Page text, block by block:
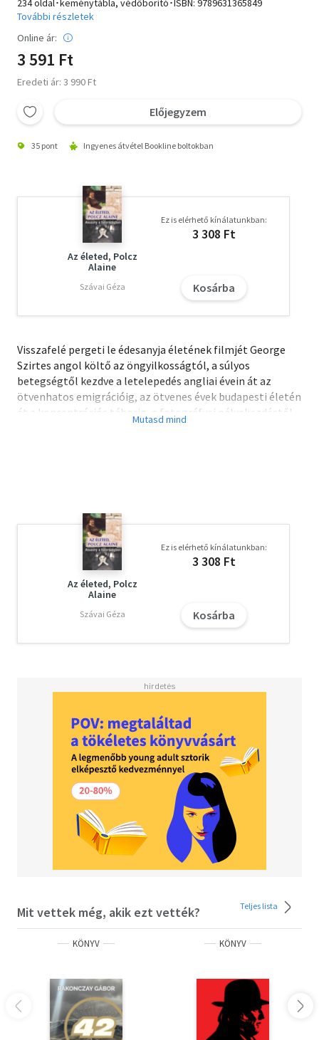
234 oldal･keménytábla, védőborító･ISBN: 9789631365849
További részletek
Online ár:
3 591 Ft
Eredeti ár: 3 990 Ft
Előjegyzem
35 pont Ingyenes átvétel Bookline boltokban
Az életed, Polcz
Alaine
Szávai Géza
Ez is elérhető kínálatunkban:
3 308 Ft
Kosárba
Visszafelé pergeti le édesanyja életének filmjét George
Szirtes angol költő az öngyilkosságtól, a súlyos
betegségtől kezdve a letelepedés angliai évein át az
ötvenhatos emigrációig, az ötvenes évek budapesti életén
át a koncentrációs táborig, a fotográfusi pályakezdéstől
az erdélyi gyerekkorig. A végétől az elejéig. A helyenként
életre édesanyja alakját.
Olvasd el mások véleményét is!
Az életed, Polcz
Alaine
Szávai Géza
Ez is elérhető kínálatunkban:
3 308 Ft
Kosárba
Mit vettek még, akik ezt vették? Teljes lista
KÖNYV KÖNYV